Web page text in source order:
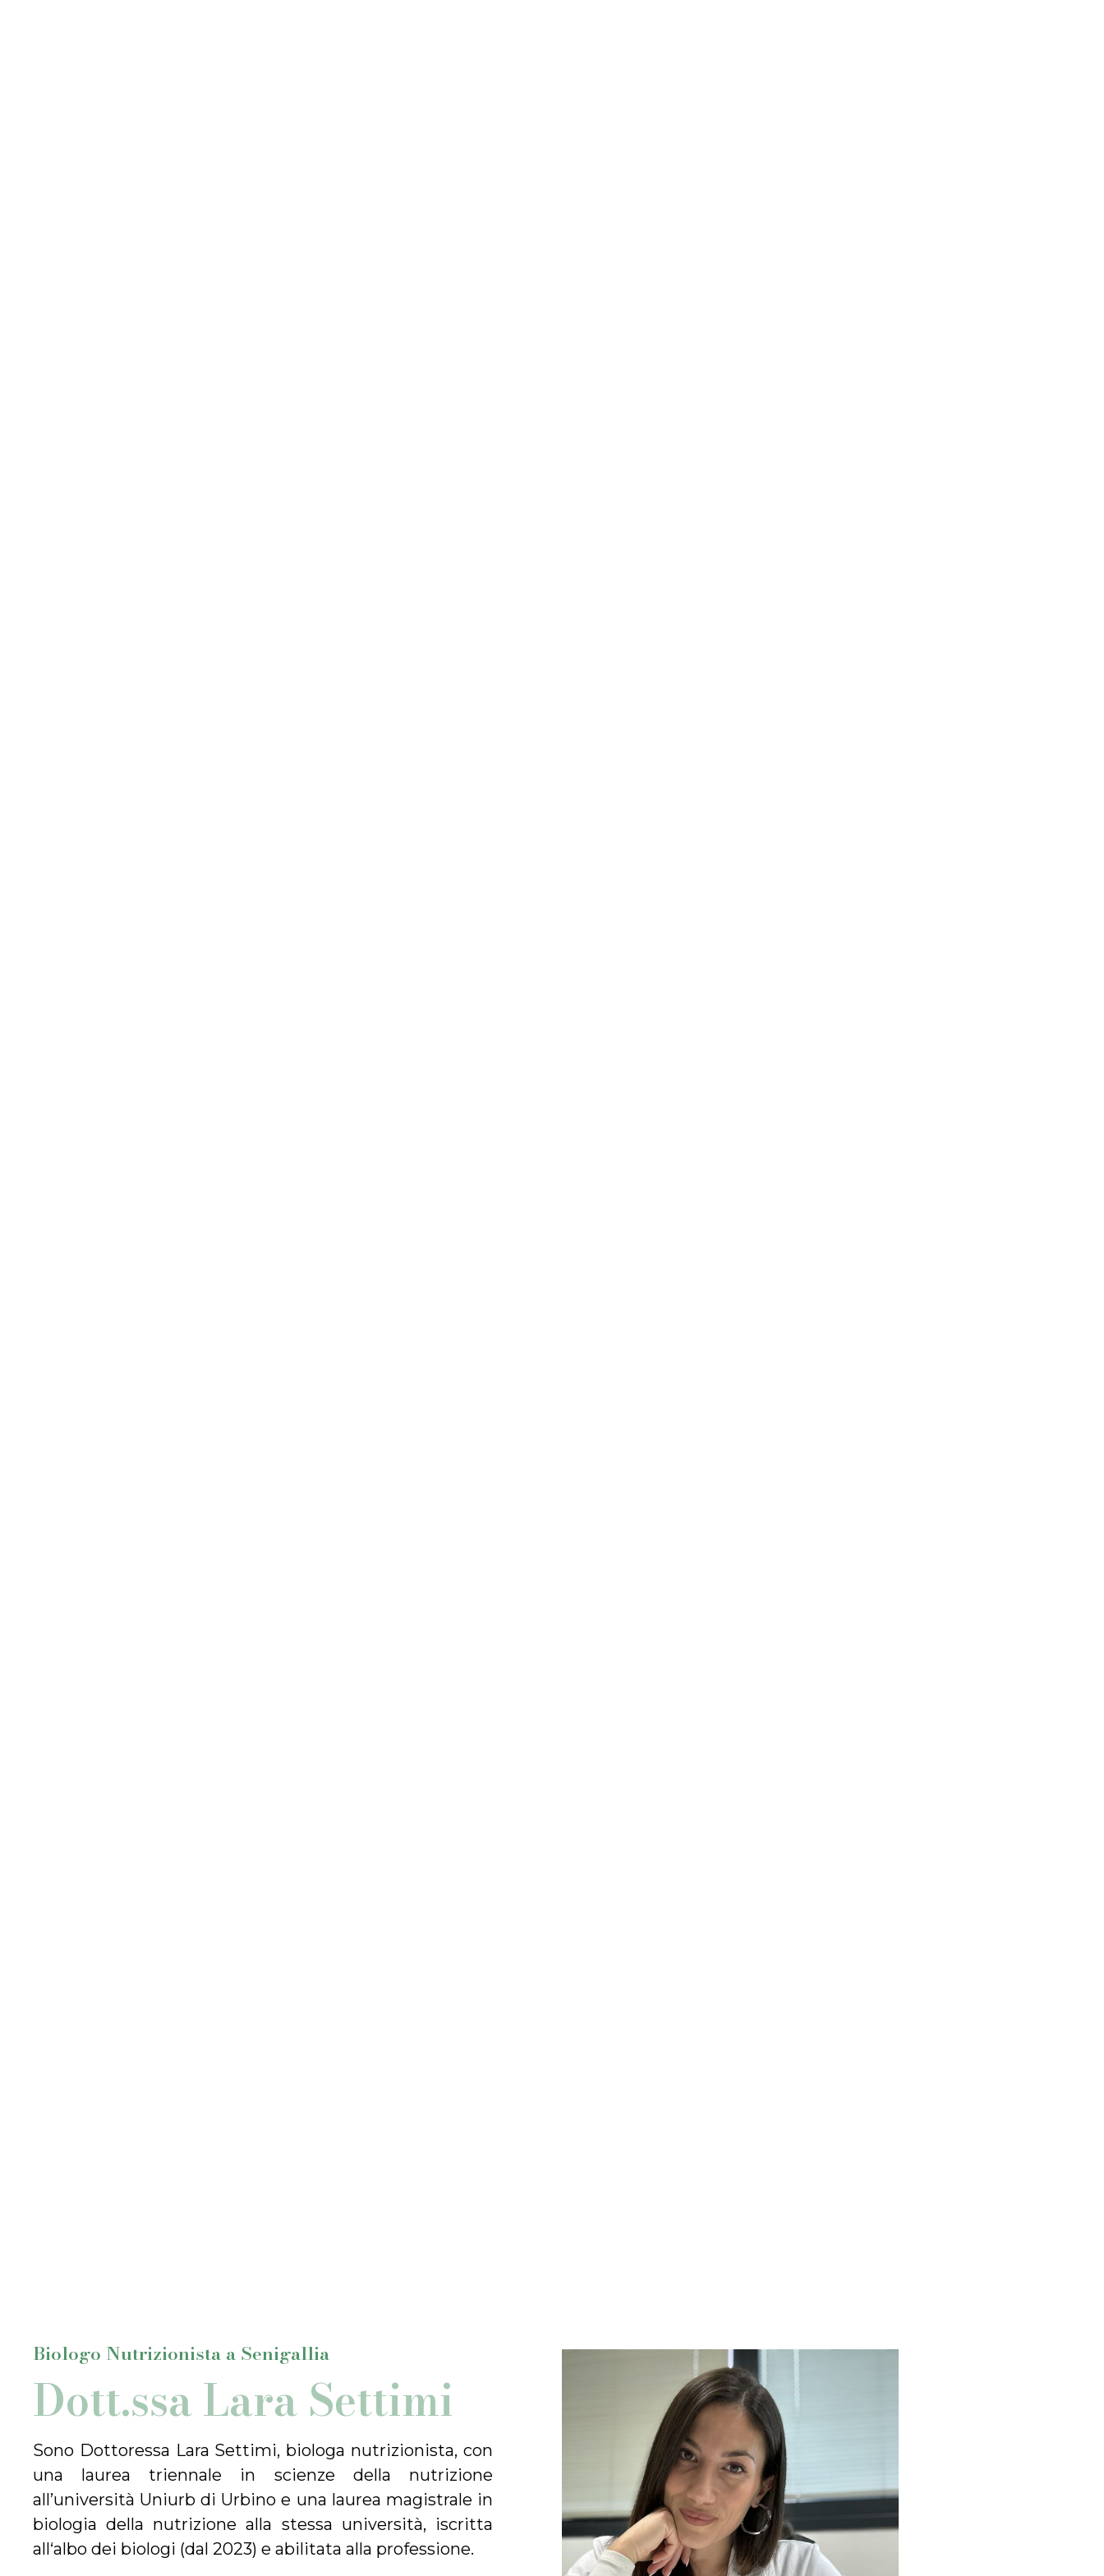
Biologo Nutrizionista a Senigallia
Dott.ssa Lara Settimi
Sono Dottoressa Lara Settimi, biologa nutrizionista, con
una laurea triennale in scienze della nutrizione
all’università Uniurb di Urbino e una laurea magistrale in
biologia della nutrizione alla stessa università, iscritta
all‘albo dei biologi (dal 2023) e abilitata alla professione.